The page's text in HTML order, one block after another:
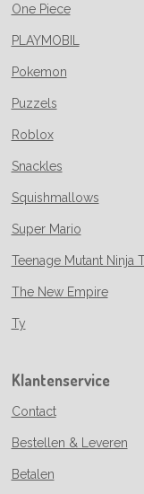
One Piece
PLAYMOBIL
Pokemon
Puzzels
Roblox
Snackles
Squishmallows
Super Mario
Teenage Mutant Ninja
The New Empire
Ty
Klantenservice
Contact
Bestellen & Leveren
Betalen